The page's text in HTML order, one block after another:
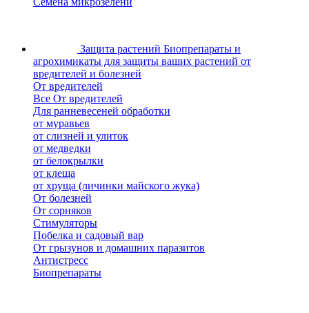
Защита растений Биопрепараты и
агрохимикаты для защиты ваших растений от
вредителей и болезней
От вредителей
Все От вредителей
Для ранневесеней обработки
от муравьев
от слизней и улиток
от медведки
от белокрылки
от клеща
от хруща (личинки майского жука)
От болезней
От сорняков
Стимуляторы
Побелка и садовый вар
От грызунов и домашних паразитов
Антистресс
Биопрепараты